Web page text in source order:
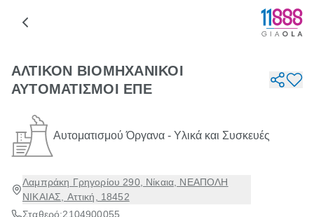
ΑΛΤΙΚΟΝ ΒΙΟΜΗΧΑΝΙΚΟΙ
ΑΥΤΟΜΑΤΙΣΜΟΙ ΕΠΕ
Αυτοματισμού Όργανα - Υλικά και Συσκευές
Λαμπράκη Γρηγορίου 290, Νίκαια, ΝΕΑΠΟΛΗ
ΝΙΚΑΙΑΣ, Αττική, 18452
Σταθερό:2104900055